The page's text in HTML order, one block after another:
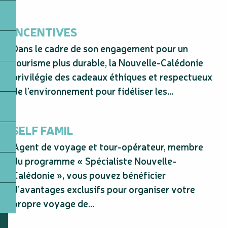
INCENTIVES
Dans le cadre de son engagement pour un
tourisme plus durable, la Nouvelle-Calédonie
privilégie des cadeaux éthiques et respectueux
de l’environnement pour fidéliser les...
SELF FAMIL
Agent de voyage et tour-opérateur, membre
du programme « Spécialiste Nouvelle-
Calédonie », vous pouvez bénéficier
d’avantages exclusifs pour organiser votre
propre voyage de...